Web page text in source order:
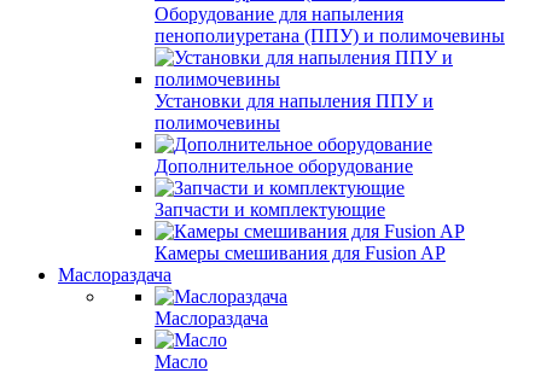
Оборудование для напыления
пенополиуретана (ППУ) и полимочевины
Установки для напыления ППУ и
полимочевины
Дополнительное оборудование
Запчасти и комплектующие
Камеры смешивания для Fusion AP
Маслораздача
Маслораздача
Масло